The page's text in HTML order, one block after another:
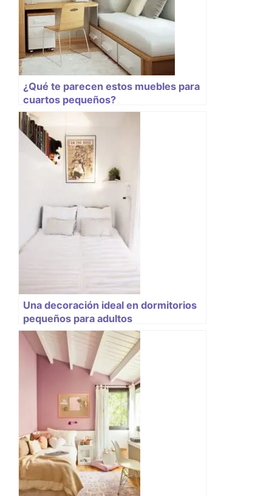
¿Qué te parecen estos muebles para
cuartos pequeños?
Una decoración ideal en dormitorios
pequeños para adultos